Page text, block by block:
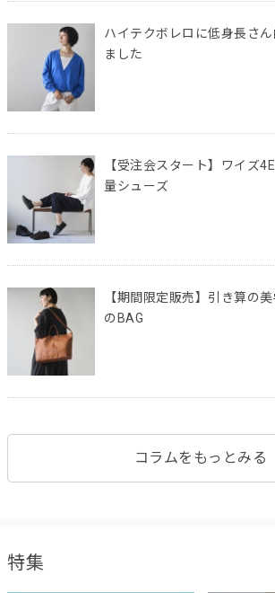
ハイテクボレロに低身長さ
ました
【受注会スタート】ワイズ
量シューズ
【期間限定販売】引き算の
のBAG
コラムをもっとみる
特集